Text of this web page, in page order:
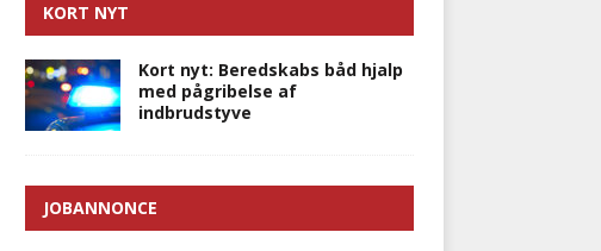
KORT NYT
Kort nyt: Beredskabs båd hjalp
med pågribelse af
indbrudstyve
JOBANNONCE